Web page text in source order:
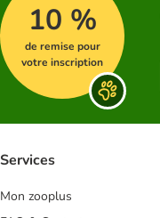
10 %
de remise pour
votre inscription
Services
Mon zooplus